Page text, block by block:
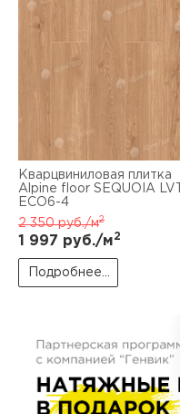
Кварцвиниловая плитка
Alpine floor SEQUOIA LVT
ЕСО6-4
2 350руб./м2
1 997 руб./м2
Подробнее...